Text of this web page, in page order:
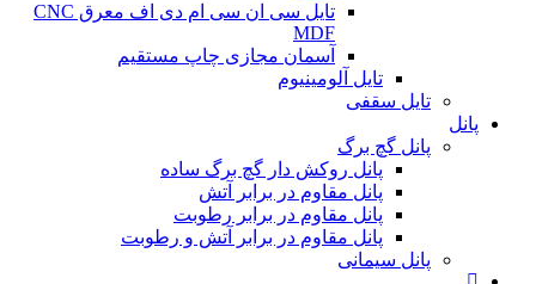
تایل سی ان سی ام دی اف معرق CNC
MDF
آسمان مجازی چاپ مستقیم
تایل آلومینیوم
تایل سقفی
پانل
پانل گچ برگ
پانل روکش دار گچ برگ ساده
پانل مقاوم در برابر آتش
پانل مقاوم در برابر رطوبت
پانل مقاوم در برابر آتش و رطوبت
پانل سیمانی